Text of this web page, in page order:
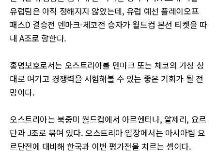
유럽팀은 아직 정해지지 않았는데, 유럽 예선 플레이오프
패스D 결승전 덴마크-체코전 승자가 월드컵 본선 티켓을 따
내 A조로 향한다.
홍명보호로서는 오스트리아를 덴마크 또는 체코의 가상 상
대로 여기고 경쟁력을 시험해볼 수 있는 좋은 기회가 될 전
망이다.
오스트리아는 북중미 월드컵에서 아르헨티나, 알제리, 요르
단과 J조로 묶여 있다. 오스트리아 입장에서는 아시아팀 요
르단전에 대비해 한국과 이번 평가전을 치르는 셈이다.